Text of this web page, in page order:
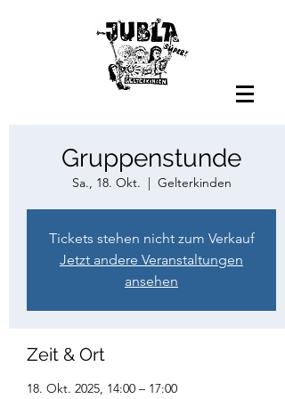
Gruppenstunde
Sa., 18. Okt.
  |
Gelterkinden
Tickets stehen nicht zum Verkauf
Jetzt andere Veranstaltungen
ansehen
Zeit & Ort
18. Okt. 2025, 14:00 – 17:00